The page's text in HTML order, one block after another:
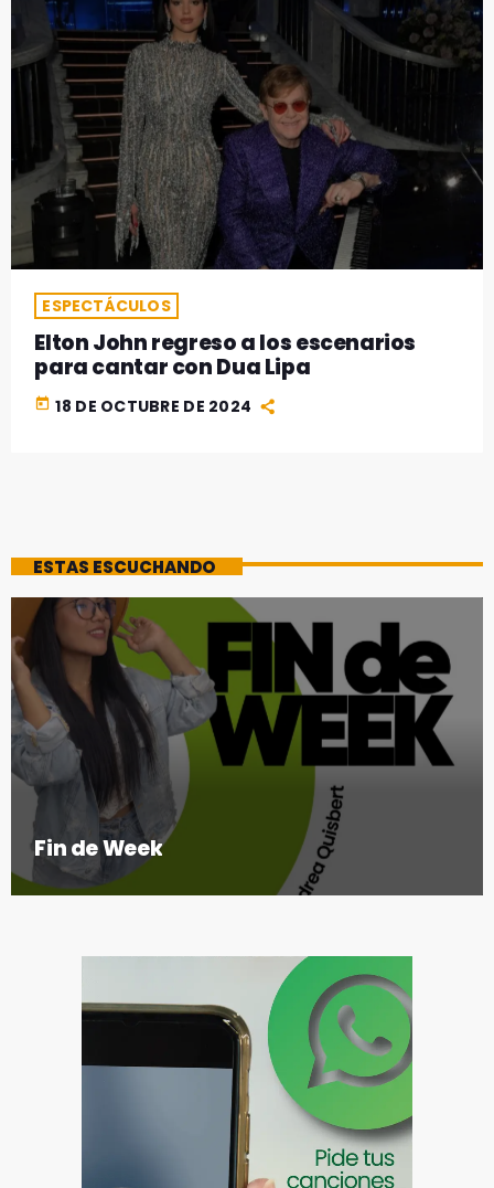
ESPECTÁCULOS
Elton John regreso a los escenarios
para cantar con Dua Lipa
today 18 DE OCTUBRE DE 2024
ESTAS ESCUCHANDO
Fin de Week